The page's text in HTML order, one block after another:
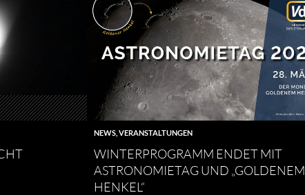
NEWS VERANSTALTUNGEN
WINTERPROGRAMM ENDET MIT
ASTRONOMIETAG UND „GOLDENEM
HENKEL“